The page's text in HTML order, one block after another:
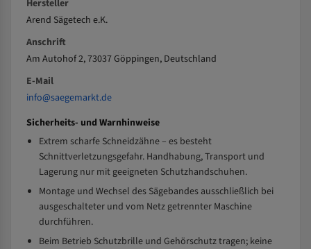
Hersteller
Arend Sägetech e.K.
Anschrift
Am Autohof 2, 73037 Göppingen, Deutschland
E-Mail
info@saegemarkt.de
Sicherheits- und Warnhinweise
Extrem scharfe Schneidzähne – es besteht
Schnittverletzungsgefahr. Handhabung, Transport und
Lagerung nur mit geeigneten Schutzhandschuhen.
Montage und Wechsel des Sägebandes ausschließlich bei
ausgeschalteter und vom Netz getrennter Maschine
durchführen.
Beim Betrieb Schutzbrille und Gehörschutz tragen; keine